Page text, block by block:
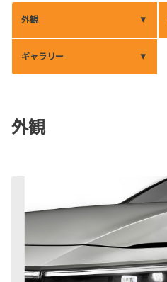
外観
ギャラリー
外観